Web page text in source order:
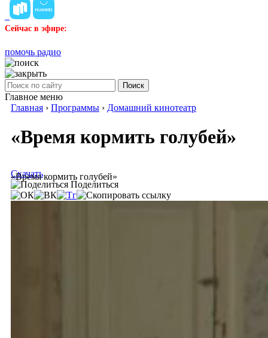
Сейчас в эфире:
помочь радио
Поиск
Главное меню
Главная › Программы › Домашний кинотеатр
«Время кормить голубей»
«Время кормить голубей»
Скачать
Поделиться